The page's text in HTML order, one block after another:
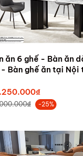
ăn 6 ghế - Bàn ăn
Bàn ghế ăn tại Nội
-25%